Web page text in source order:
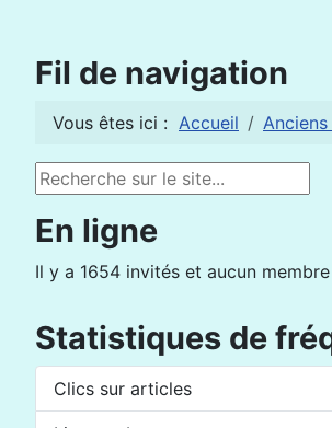
Fil de navigation
Vous êtes ici : Accueil
Rechercher
En ligne
Il y a 1654 invités et aucun
Statistiques de
Clics sur articles